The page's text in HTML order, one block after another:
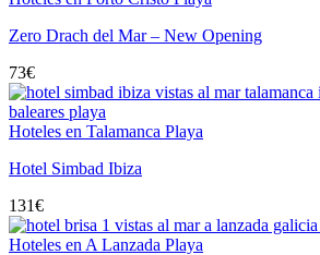
Zero Drach del Mar – New Opening
73€
Hoteles en Talamanca Playa
Hotel Simbad Ibiza
131€
Hoteles en A Lanzada Playa